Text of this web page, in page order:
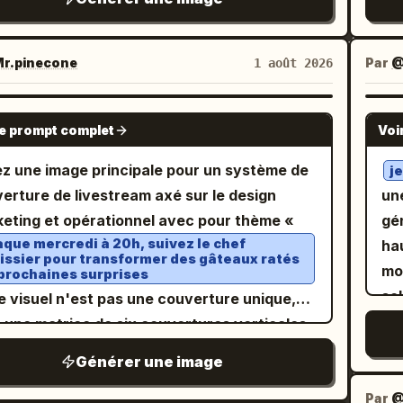
et un autre naturellement ouvert ; le fruit
est un ovale charnu avec une coque
vert à vert olive couverte d'épines
denses, épaisses et ordonnées ; la
ouverte révèle plusieurs loges fruitières
avec une pulpe charnue jaune doré à
présentant une texture épaisse,
et lisse. En haut à gauche, utilisez
à la main
présenter « 猫山王榴莲 » (Durian Musang
avec un remplissage jaune doré, des lignes
blanc crème et des contours vert
; le sous-titre « 金黄绵密 浓香细滑 » est
sur un ruban ondulé vert olive, avec
1 août 2026
GPT IMAGE 2
prompt complet
une image principale pour un système de
de livestream axé sur le design
et opérationnel avec pour thème «
mercredi à 20h, suivez le chef
pour transformer des gâteaux ratés
surprises
visuel n'est pas une couverture unique,
une matrice de six couvertures verticales
si elles étaient épinglées sur le panneau
d'un plan de travail de pâtisserie.
Générer une image
de
:
Par
Par